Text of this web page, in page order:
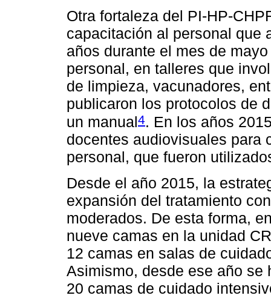
Otra fortaleza del PI-HP-
capacitación al personal que
años durante el mes de
personal, en talleres que
de limpieza, vacunadores,
publicaron los protocolos de
un manual4. En los años
docentes audiovisuales para
personal, que fueron
Desde el año 2015, la
expansión del tratamiento
moderados. De esta forma,
nueve camas en la unidad
12 camas en salas de
Asimismo, desde ese año se
20 camas de cuidado